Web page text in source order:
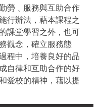
勞﹑服務與互助合作
行辦法，藉本課程之
課堂學習之外，也可
觀念，確立服務態
程中，培養良好的品
自律和互助合作的好
愛校的精神，藉以提